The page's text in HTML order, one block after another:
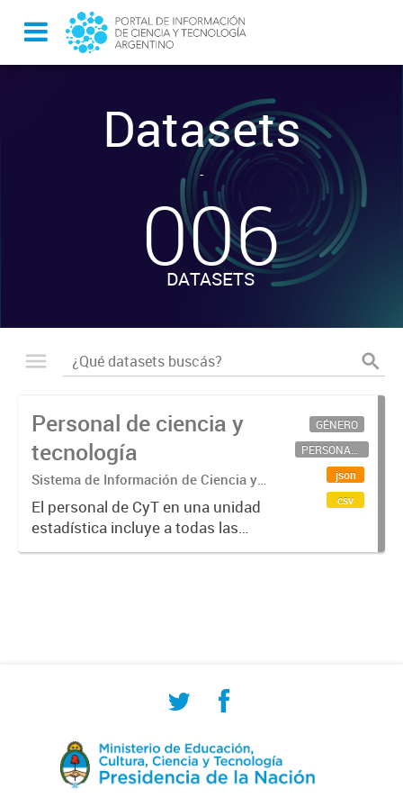
Datasets
-
006
DATASETS
Personal de ciencia y
tecnología
Sistema de Información de Ciencia y
Tecnología Argentino (SICYTAR)
El personal de CyT en una unidad
estadística incluye a todas las
personas involucradas
GÉNERO
PERSONAL CIENTÍFICO-TECNOLÓGICO
json
csv